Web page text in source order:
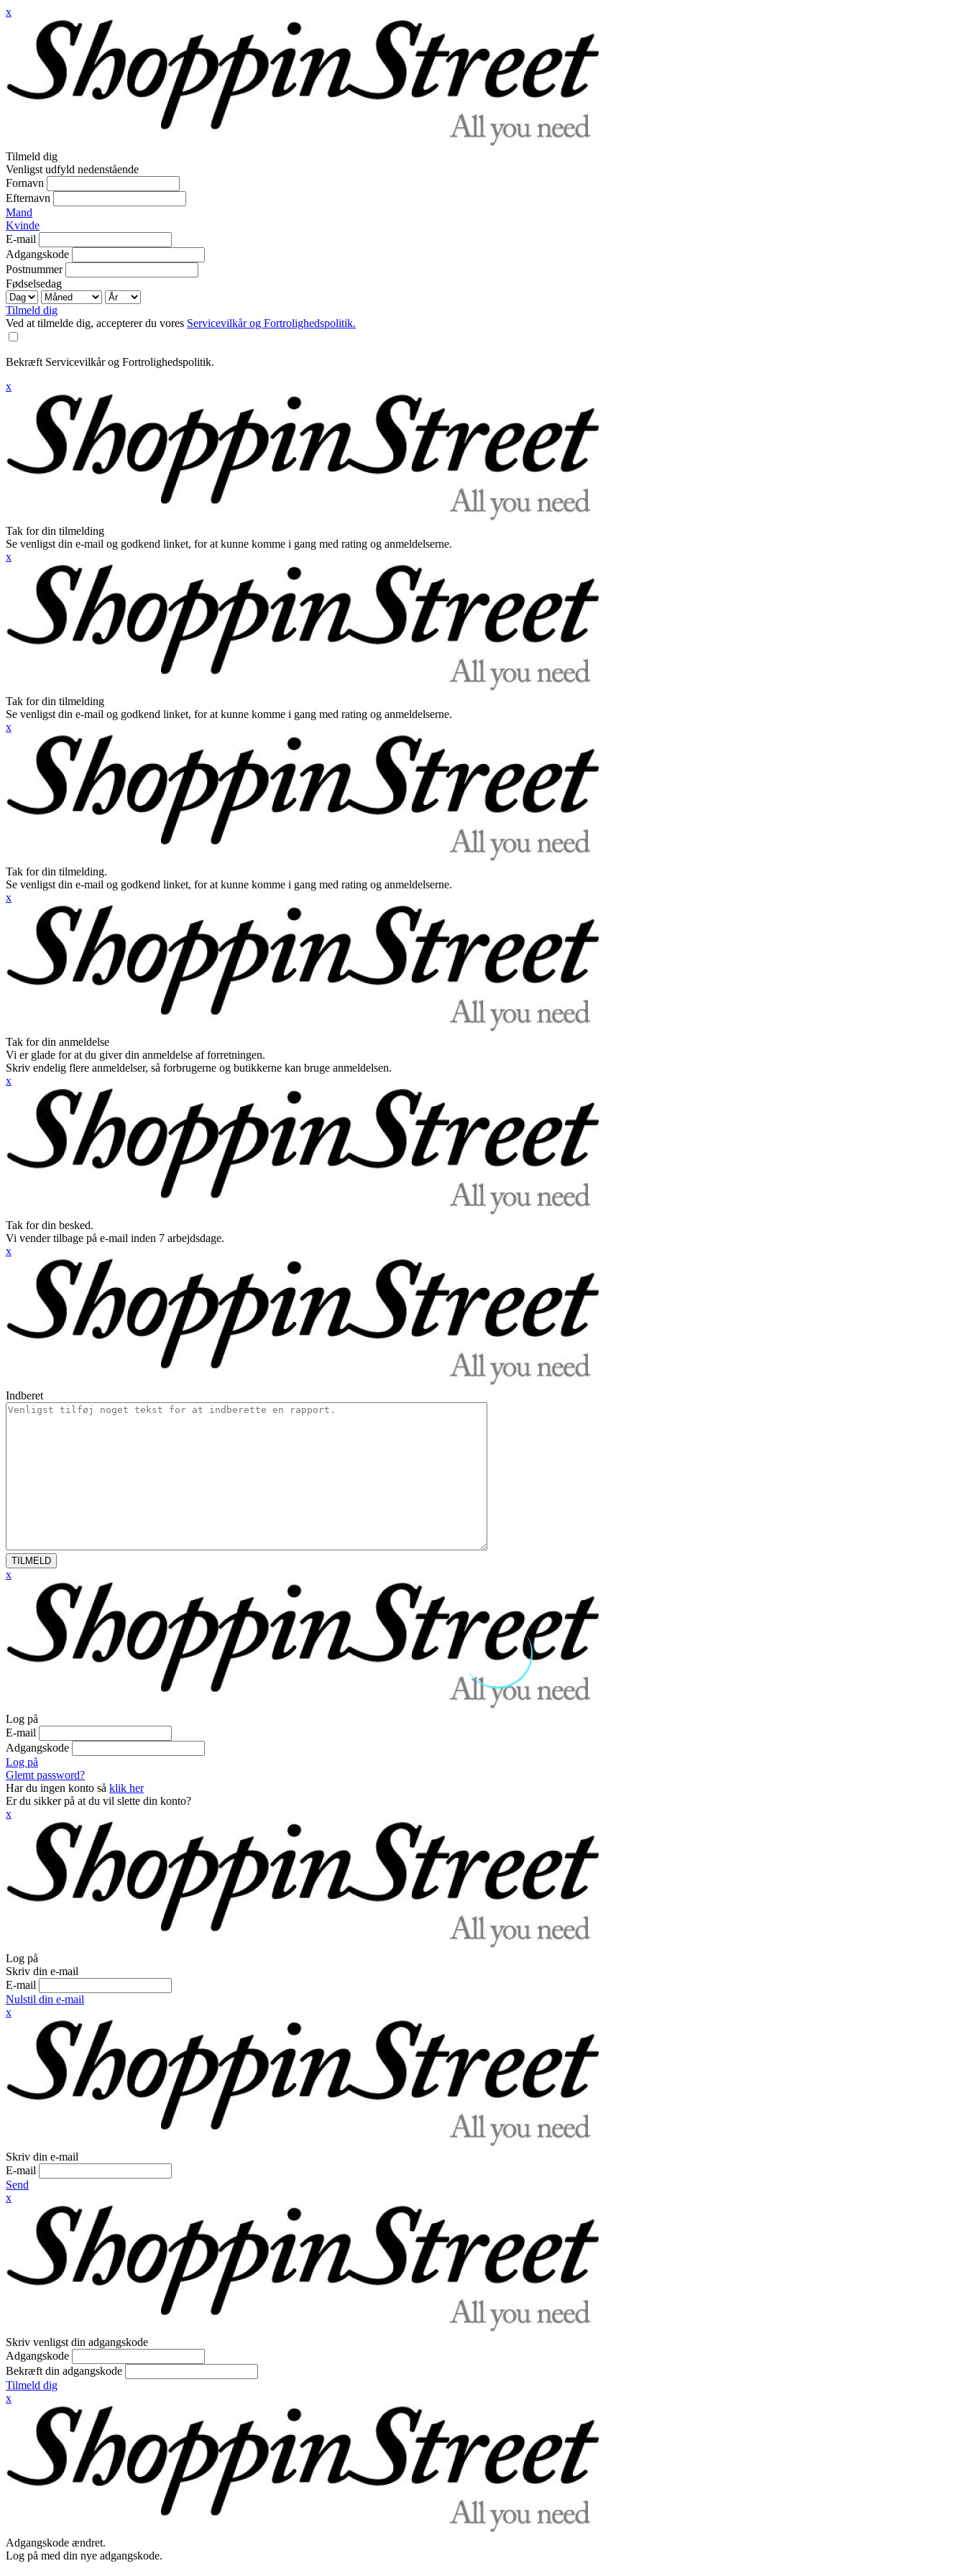
x
Tilmeld dig
Venligst udfyld nedenstående
Fornavn
Efternavn
Mand
Kvinde
E-mail
Adgangskode
Postnummer
Fødselsedag
Tilmeld dig
Ved at tilmelde dig, accepterer du vores Servicevilkår og Fortrolighedspolitik.
Bekræft Servicevilkår og Fortrolighedspolitik.
x
Tak for din tilmelding
Se venligst din e-mail og godkend linket, for at kunne komme i gang med rating og anmeldelserne.
x
Tak for din tilmelding
Se venligst din e-mail og godkend linket, for at kunne komme i gang med rating og anmeldelserne.
x
Tak for din tilmelding.
Se venligst din e-mail og godkend linket, for at kunne komme i gang med rating og anmeldelserne.
x
Tak for din anmeldelse
Vi er glade for at du giver din anmeldelse af forretningen.
Skriv endelig flere anmeldelser, så forbrugerne og butikkerne kan bruge anmeldelsen.
x
Tak for din besked.
Vi vender tilbage på e-mail inden 7 arbejdsdage.
x
Indberet
TILMELD
x
Log på
E-mail
Adgangskode
Log på
Glemt password?
Har du ingen konto så klik her
Er du sikker på at du vil slette din konto?
x
Log på
Skriv din e-mail
E-mail
Nulstil din e-mail
x
Skriv din e-mail
E-mail
Send
x
Skriv venligst din adgangskode
Adgangskode
Bekræft din adgangskode
Tilmeld dig
x
Adgangskode ændret.
Log på med din nye adgangskode.